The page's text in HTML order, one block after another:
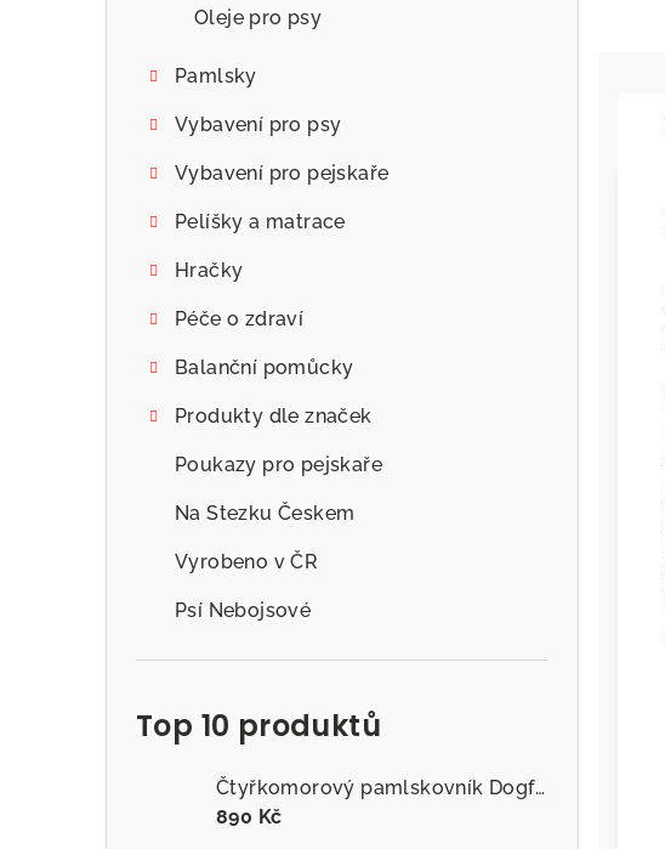
Oleje pro psy
Pamlsky
Vybavení pro psy
Vybavení pro pejskaře
Pelíšky a matrace
Hračky
Péče o zdraví
Balanční pomůcky
Produkty dle značek
Poukazy pro pejskaře
Na Stezku Českem
Vyrobeno v ČR
Psí Nebojsové
Top 10 produktů
Čtyřkomorový pamlskovník Dogfitness.cz
890 Kč